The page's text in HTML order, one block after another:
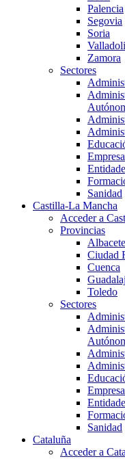
Palencia
Segovia
Soria
Zamora
Sectores
Sanidad
Castilla-La Mancha
Acceder a
Provincias
Albacete
Ciudad
Cuenca
Toledo
Sectores
Sanidad
Cataluña
Acceder a